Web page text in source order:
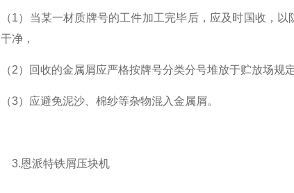
（1）当某一材质牌号的工件加工完毕后，应及时国收，
干净，
（2）回收的金属屑应严格按牌号分类分号堆放于贮放场
（3）应避免泥沙、棉纱等杂物混入金属屑。
3.恩派特铁屑压块机